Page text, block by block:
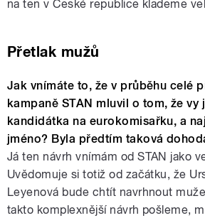
na ten v České republice klademe
Přetlak mužů
Jak vnímáte to, že v průběhu celé
kampaně STAN mluvil o tom, že vy
kandidátka na eurokomisařku, a
jméno? Byla předtím taková
Já ten návrh vnímám od STAN jako
Uvědomuje si totiž od začátku, že
Leyenová bude chtít navrhnout
takto komplexnější návrh pošleme,